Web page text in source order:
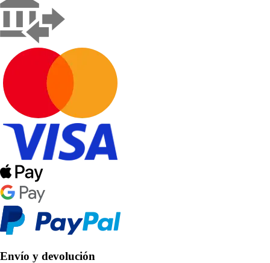
Envío y devolución